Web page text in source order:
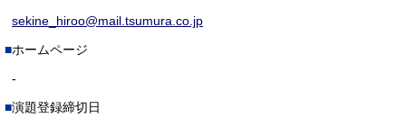
sekine_hiroo@mail.tsumura.co.jp
ホームページ
-
演題登録締切日